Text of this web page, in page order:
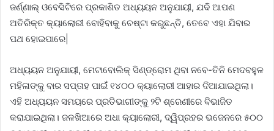
ଜର୍ଣ୍ଣାଲ୍ ଓବେସିଟିରେ ପ୍ରକାଶିତ ଅଧ୍ୟୟନ ଅନୁଯାୟୀ, ଯଦି ଆପଣ
ଅତିରିକ୍ତ କ୍ୟାଲୋରୀ ବୋହିବାକୁ ଚେଷ୍ଟା କରୁଛନ୍ତି, ତେବେ ଏହା ଯିବାର
ପଥ ହୋଇପାରେ|
ଅଧ୍ୟୟନ ଅନୁଯାୟୀ, ମେଟାବୋଲିକ୍ ସିଣ୍ଡ୍ରୋମ ଥିବା ନବେ-ତିନି ମେଦବହୁଳ
ମହିଳାଙ୍କୁ ବାର ସପ୍ତାହ ପାଇଁ ୧୪୦୦ କ୍ୟାଲୋରୀ ଆହାର ଦିଆଯାଇଥିଲା।
ଏହି ଅଧ୍ୟୟନ ସମୟରେ ପ୍ରତିଭାଗୀଙ୍କୁ ୨ଟି ଶ୍ରେଣୀରେ ବିଭାଜିତ
କରାଯାଇଥିଲା। ଜଳଖିଆରେ ଅଧା କ୍ୟାଲୋରୀ, ଦ୍ୱିପ୍ରହର ଭଜେନରେ ୫୦୦